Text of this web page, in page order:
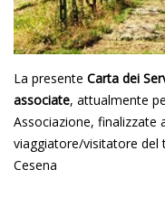
La presente Carta dei
associate, attualmente
Associazione, finalizzate
viaggiatore/visitatore del
Cesena